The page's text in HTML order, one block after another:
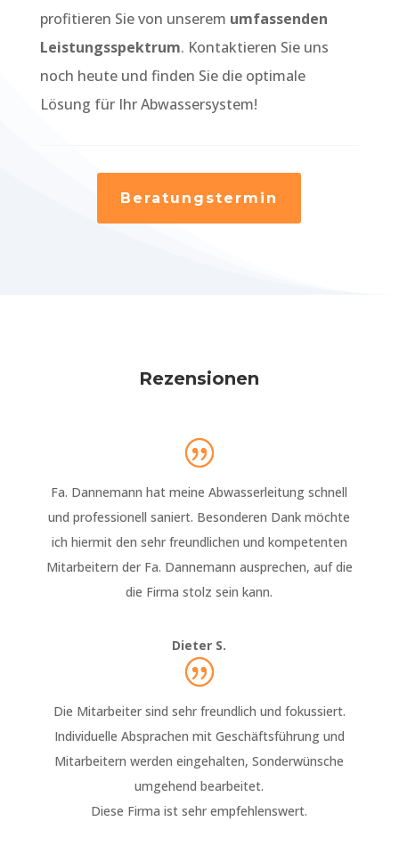
profitieren Sie von unserem umfassenden
Leistungsspektrum. Kontaktieren Sie uns
noch heute und finden Sie die optimale
Lösung für Ihr Abwassersystem!
Beratungstermin
Rezensionen
Fa. Dannemann hat meine Abwasserleitung schnell
und professionell saniert. Besonderen Dank möchte
ich hiermit den sehr freundlichen und kompetenten
Mitarbeitern der Fa. Dannemann ausprechen, auf die
die Firma stolz sein kann.
Dieter S.
Die Mitarbeiter sind sehr freundlich und fokussiert.
Individuelle Absprachen mit Geschäftsführung und
Mitarbeitern werden eingehalten, Sonderwünsche
umgehend bearbeitet.
Diese Firma ist sehr empfehlenswert.